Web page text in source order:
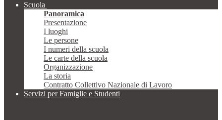
Scuola
Panoramica
Presentazione
I luoghi
Le persone
I numeri della scuola
Le carte della scuola
Organizzazione
La storia
Contratto Collettivo Nazionale di Lavoro
Servizi per Famiglie e Studenti